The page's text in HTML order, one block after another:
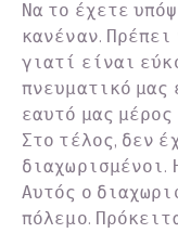
Να το έχετε
κανέναν.
γιατί είναι
πνευματικό μας
εαυτό μας μέρος
Στο τέλος, δεν
διαχωρισμένοι.
Αυτός ο
πόλεμο.